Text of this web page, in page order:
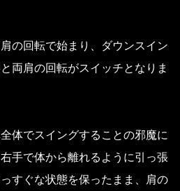
の回転で始まり、ダウンスイン
両肩の回転がスイッチとなりま
体でスイングすることの邪魔に
手で体から離れるように引っ張
すぐな状態を保ったまま、肩の